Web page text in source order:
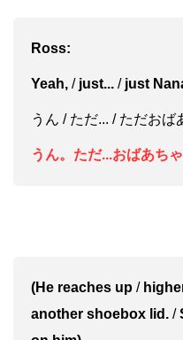
Ross:
Yeah, /just... / just
うん / ただ... / ただおば
うん。ただ...おばあち
(He reaches up /
another shoebox lid. /